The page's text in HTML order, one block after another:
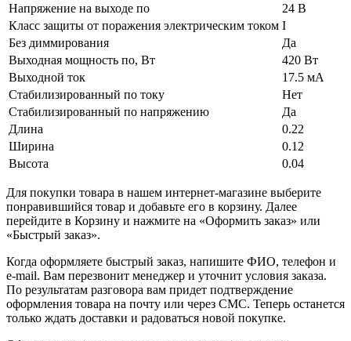
Напряжение на выходе по
24 В
Класс защиты от поражения электрическим током I
Без диммирования
Да
Выходная мощность по, Вт
420 Вт
Выходной ток
17.5 мА
Стабилизированный по току
Нет
Стабилизированный по напряжению
Да
Длина
0.22
Ширина
0.12
Высота
0.04
Для покупки товара в нашем интернет-магазине выберите
понравившийся товар и добавьте его в корзину. Далее
перейдите в Корзину и нажмите на «Оформить заказ» или
«Быстрый заказ».
Когда оформляете быстрый заказ, напишите ФИО, телефон и
e-mail. Вам перезвонит менеджер и уточнит условия заказа.
По результатам разговора вам придет подтверждение
оформления товара на почту или через СМС. Теперь останется
только ждать доставки и радоваться новой покупке.